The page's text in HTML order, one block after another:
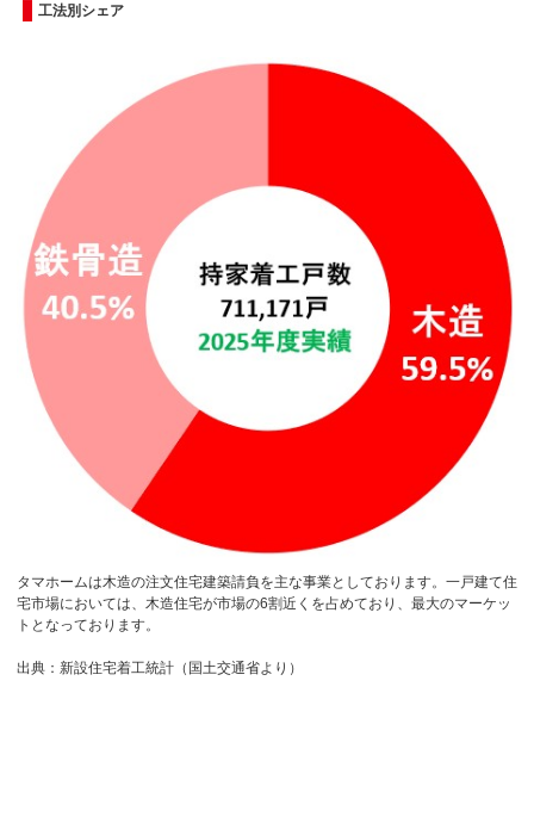
工法別シェア
タマホームは木造の注文住宅建築請負を主な事業としております。一戸建て住
宅市場においては、木造住宅が市場の6割近くを占めており、最大のマーケッ
トとなっております。
出典：新設住宅着工統計（国土交通省より）